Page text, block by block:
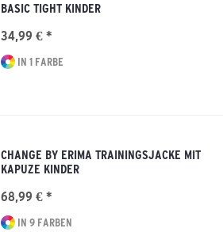
BASIC TIGHT KINDER
34,99 € *
IN 1 FARBE
CHANGE BY ERIMA TRAININGSJACKE MIT
KAPUZE KINDER
68,99 € *
IN 9 FARBEN